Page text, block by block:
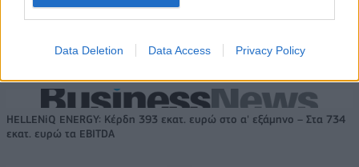
Data Deletion Data Access Privacy Policy
Βιλερμπάν» - Η διευκρινιστική
ανάρτηση που έκανε
HELLENiQ ENERGY: Κέρδη 393 εκατ. ευρώ στο α' εξάμηνο – Στα 734
εκατ. ευρώ τα EBITDA